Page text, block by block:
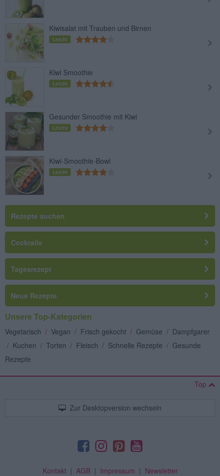
Kiwisalat mit Trauben und Birnen
Leicht
Kiwi Smoothie
Leicht
Gesunder Smoothie mit Kiwi
Leicht
Kiwi-Smoothie-Bowl
Leicht
Rezepte suchen
Cocktails
Tagesrezept
Neue Rezepte
Unsere Top-Kategorien
Vegetarisch / Vegan / Frisch gekocht / Gemüse / Dampfgarer
/ Kuchen / Torten / Fleisch / Schnelle Rezepte / Gesunde
Rezepte
Top
Zur Desktopversion wechseln
Kontakt| AGB| Impressum | Newsletter